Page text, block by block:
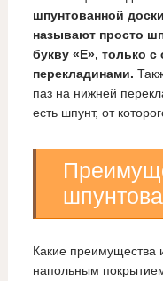
шпунтованной
называют просто
букву «Е», только
перекладинами.
паз на нижней
есть шпунт, от
Какие преимущества
напольным